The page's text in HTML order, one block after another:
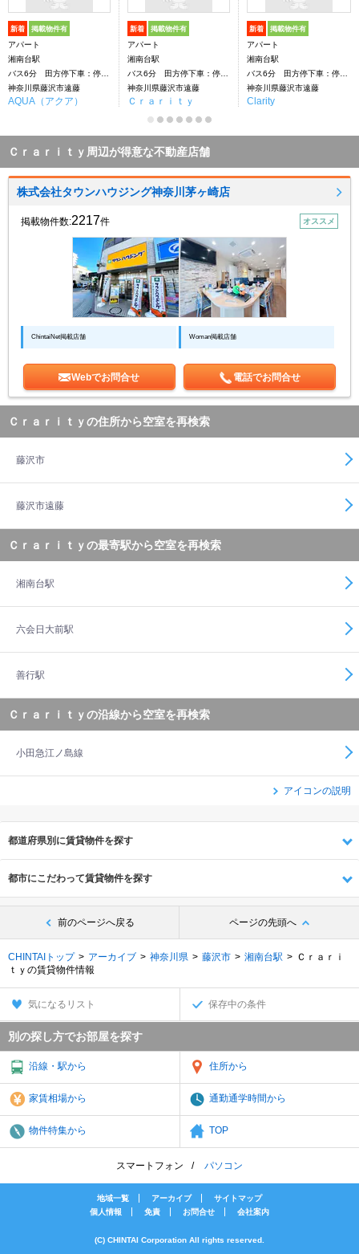
新着 掲載物件有
アパート
湘南台駅
バス6分 田方停下車：停歩9分
神奈川県藤沢市遠藤
AQUA（アクア）
新着 掲載物件有
アパート
湘南台駅
バス6分 田方停下車：停歩9分
神奈川県藤沢市遠藤
Ｃｒａｒｉｔｙ
新着 掲載物件有
アパート
湘南台駅
バス6分 田方停下車：停歩9分
神奈川県藤沢市遠藤
Clarity
Ｃｒａｒｉｔｙ周辺が得意な不動産店舗
株式会社タウンハウジング神奈川茅ヶ崎店
掲載物件数:2217件 オススメ
ChintaiNet掲載店舗 Woman掲載店舗
Webでお問合せ 電話でお問合せ
Ｃｒａｒｉｔｙの住所から空室を再検索
藤沢市
藤沢市遠藤
Ｃｒａｒｉｔｙの最寄駅から空室を再検索
湘南台駅
六会日大前駅
善行駅
Ｃｒａｒｉｔｙの沿線から空室を再検索
小田急江ノ島線
アイコンの説明
都道府県別に賃貸物件を探す
都市にこだわって賃貸物件を探す
前のページへ戻る ページの先頭へ
CHINTAIトップ アーカイブ 神奈川県 藤沢市 湘南台駅
Ｃｒａｒｉ
ｔｙの賃貸物件情報
気になるリスト 保存中の条件
別の探し方でお部屋を探す
沿線・駅から 住所から
家賃相場から 通勤通学時間から
物件特集から TOP
スマートフォン パソコン
地域一覧 アーカイブ
サイトマップ
個人情報
免責 お問合せ 会社案内
(C) CHINTAI Corporation All rights reserved.